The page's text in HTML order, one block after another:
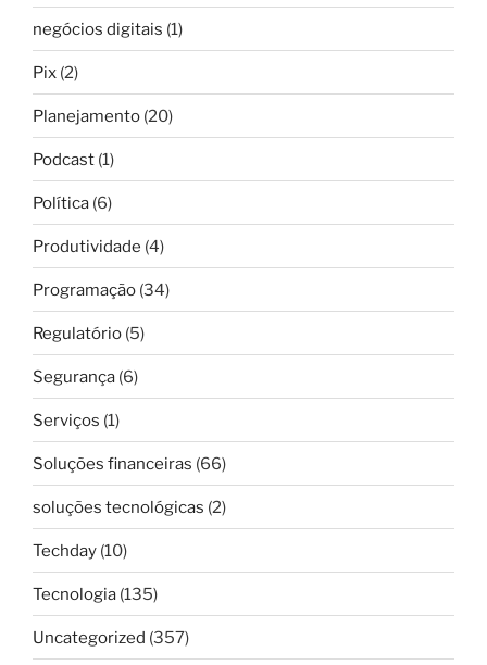
negócios digitais (1)
Pix (2)
Planejamento (20)
Podcast (1)
Política (6)
Produtividade (4)
Programação (34)
Regulatório (5)
Segurança (6)
Serviços (1)
Soluções financeiras (66)
soluções tecnológicas (2)
Techday (10)
Tecnologia (135)
Uncategorized (357)